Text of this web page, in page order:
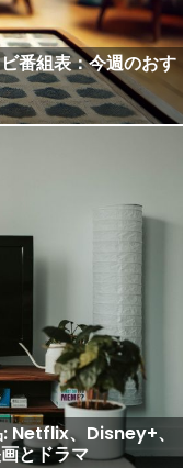
番組表：今週のおす
Netflix、Disney+、
とドラマ